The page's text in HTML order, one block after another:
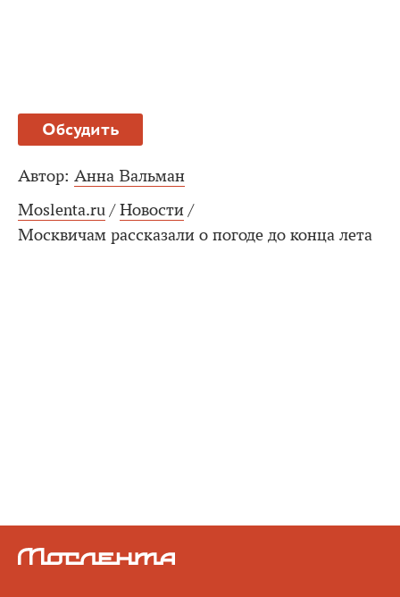
Обсудить
Автор: Анна Вальман
Moslenta.ru / Новости /
Москвичам рассказали о погоде до конца лета